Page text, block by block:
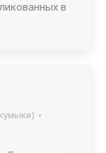
в